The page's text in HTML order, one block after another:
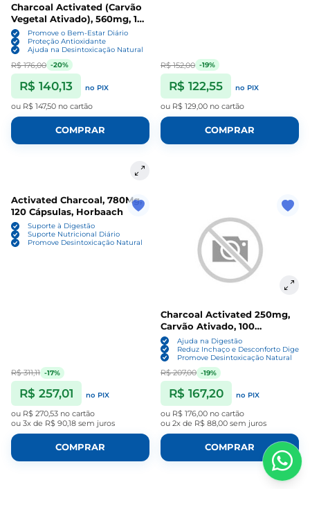
Charcoal Activated (Carvão
Vegetal Ativado), 560mg, 100
Cápsulas, Nature's Way
Promove o Bem-Estar Diário
Proteção Antioxidante
Ajuda na Desintoxicação Natural
R$ 176,00 -20%
R$ 140,13 no PIX
ou R$ 147,50 no cartão
COMPRAR
R$ 152,00 -19%
R$ 122,55 no PIX
ou R$ 129,00 no cartão
COMPRAR
Activated Charcoal, 780Mg,
120 Cápsulas, Horbaach
Suporte à Digestão
Suporte Nutricional Diário
Promove Desintoxicação Natural
R$ 311,11 -17%
R$ 257,01 no PIX
ou R$ 270,53 no cartão
ou 3x de R$ 90,18 sem juros
COMPRAR
Charcoal Activated 250mg,
Carvão Ativado, 100
VegCaps, KAL
Ajuda na Digestão
Reduz Inchaço e Desconforto
Promove Desintoxicação Natural
R$ 207,00 -19%
R$ 167,20 no PIX
ou R$ 176,00 no cartão
ou 2x de R$ 88,00 sem juros
COMPRAR